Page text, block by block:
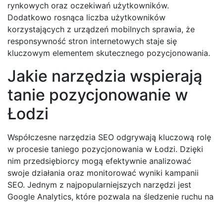
rynkowych oraz oczekiwań użytkowników.
Dodatkowo rosnąca liczba użytkowników
korzystających z urządzeń mobilnych sprawia, że
responsywność stron internetowych staje się
kluczowym elementem skutecznego pozycjonowania.
Jakie narzędzia wspierają
tanie pozycjonowanie w
Łodzi
Współczesne narzędzia SEO odgrywają kluczową rolę
w procesie taniego pozycjonowania w Łodzi. Dzięki
nim przedsiębiorcy mogą efektywnie analizować
swoje działania oraz monitorować wyniki kampanii
SEO. Jednym z najpopularniejszych narzędzi jest
Google Analytics, które pozwala na śledzenie ruchu na